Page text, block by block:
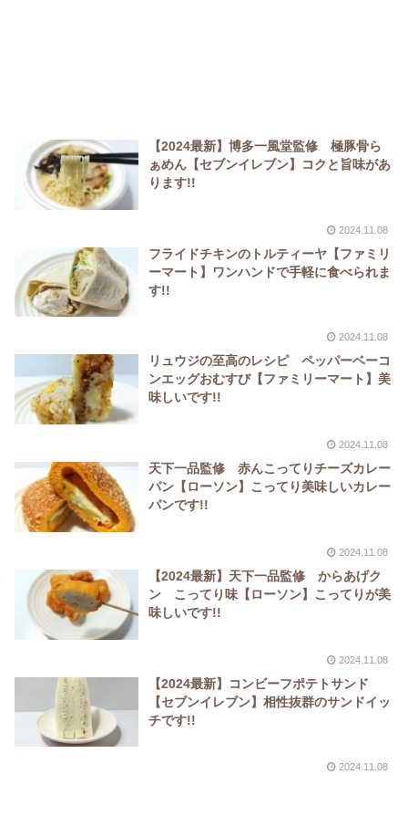
【2024最新】博多一風堂監修 極豚骨ら
ぁめん【セブンイレブン】コクと旨味があ
ります!!
2024.11.08
フライドチキンのトルティーヤ【ファミリ
ーマート】ワンハンドで手軽に食べられま
す!!
2024.11.08
リュウジの至高のレシピ ペッパーベーコ
ンエッグおむすび【ファミリーマート】美
味しいです!!
2024.11.08
天下一品監修 赤んこってりチーズカレー
パン【ローソン】こってり美味しいカレー
パンです!!
2024.11.08
【2024最新】天下一品監修 からあげク
ン こってり味【ローソン】こってりが美
味しいです!!
2024.11.08
【2024最新】コンビーフポテトサンド
【セブンイレブン】相性抜群のサンドイッ
チです!!
2024.11.08